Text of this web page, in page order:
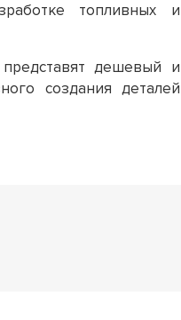
топливных и
дешевый и
создания деталей